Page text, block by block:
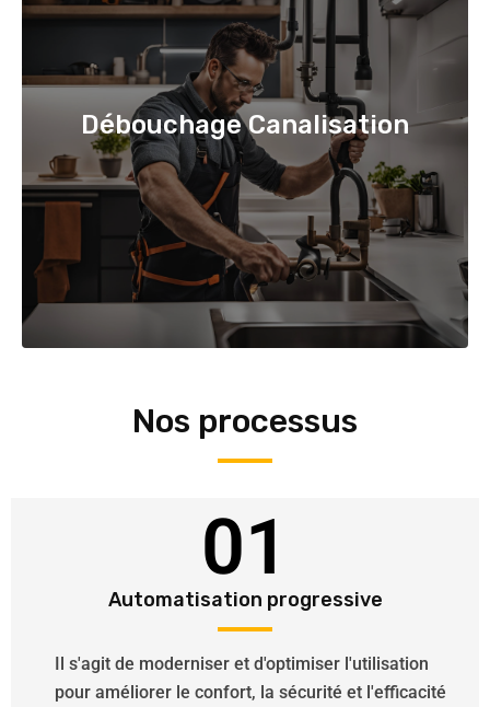
Débouchage Canalisation
Nos processus
01
Automatisation progressive
Il s'agit de moderniser et d'optimiser l'utilisation
pour améliorer le confort, la sécurité et l'efficacité